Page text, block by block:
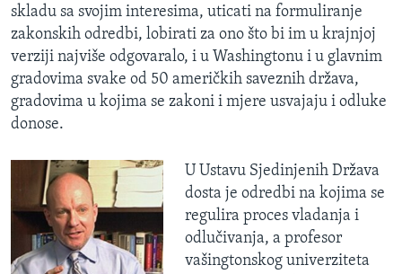
skladu sa svojim interesima, uticati na formuliranje
zakonskih odredbi, lobirati za ono što bi im u krajnjoj
verziji najviše odgovaralo, i u Washingtonu i u glavnim
gradovima svake od 50 američkih saveznih država,
gradovima u kojima se zakoni i mjere usvajaju i odluke
donose.
U Ustavu Sjedinjenih Država
dosta je odredbi na kojima se
regulira proces vladanja i
odlučivanja, a profesor
vašingtonskog univerziteta